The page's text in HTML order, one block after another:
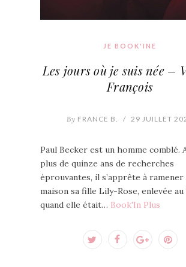
JE BOOK'INE
Les jours où je suis née –
François
By FRANCE B. / 29 JUILLET
Paul Becker est un homme comblé.
plus de quinze ans de recherches
éprouvantes, il s’apprête à ramener
maison sa fille Lily-Rose, enlevée au
quand elle était… Book'In Plus